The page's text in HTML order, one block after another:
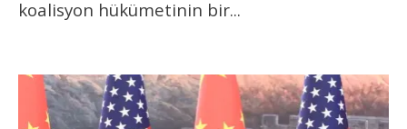
koalisyon hükümetinin bir...